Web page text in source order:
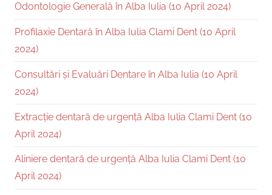
Odontologie Generală în Alba Iulia (10 April 2024)
Profilaxie Dentară în Alba Iulia Clami Dent (10 April
2024)
Consultări și Evaluări Dentare în Alba Iulia (10 April
2024)
Extracție dentară de urgență Alba Iulia Clami Dent (10
April 2024)
Aliniere dentară de urgență Alba Iulia Clami Dent (10
April 2024)